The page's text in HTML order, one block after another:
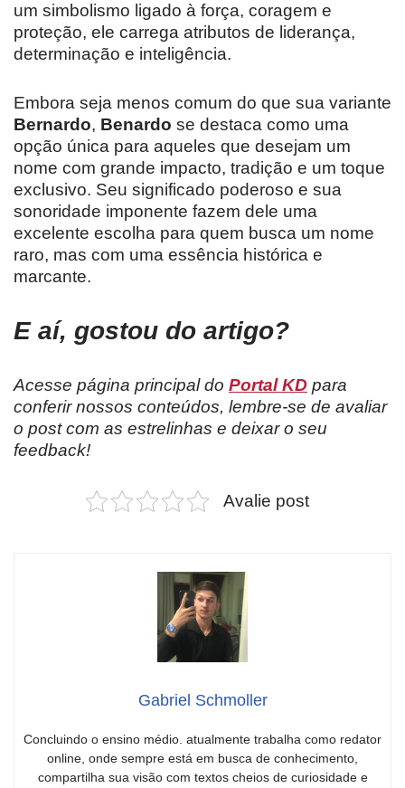
um simbolismo ligado à força, coragem e
proteção, ele carrega atributos de liderança,
determinação e inteligência.
Embora seja menos comum do que sua variante
Bernardo, Benardo se destaca como uma
opção única para aqueles que desejam um
nome com grande impacto, tradição e um toque
exclusivo. Seu significado poderoso e sua
sonoridade imponente fazem dele uma
excelente escolha para quem busca um nome
raro, mas com uma essência histórica e
marcante.
E aí, gostou do artigo?
Acesse página principal do Portal KD para
conferir nossos conteúdos, lembre-se de avaliar
o post com as estrelinhas e deixar o seu
feedback!
Avalie post
Gabriel Schmoller
Concluindo o ensino médio. atualmente trabalha como redator
online, onde sempre está em busca de conhecimento,
compartilha sua visão com textos cheios de curiosidade e